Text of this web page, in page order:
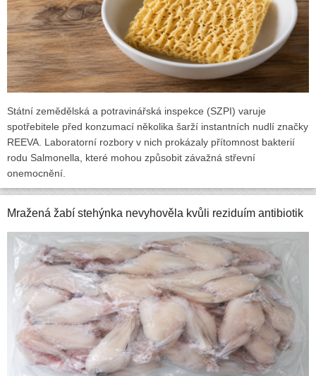
Státní zemědělská a potravinářská inspekce (SZPI) varuje
spotřebitele před konzumací několika šarží instantních nudlí značky
REEVA. Laboratorní rozbory v nich prokázaly přítomnost bakterií
rodu Salmonella, které mohou způsobit závažná střevní
onemocnění.
Mražená žabí stehýnka nevyhověla kvůli reziduím antibiotik